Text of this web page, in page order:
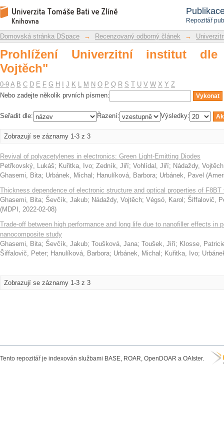
Repozitář
Prohlížení Univerzitní institut dle
Repozitář DSpace/Manakin
Domovská stránka DSpace → Recenzovaný odborný článek →
Prohlížení Univerzitní institut dle
Vojtěch"
0-9 A B C D E F G H J K L M N O P Q R S T U V W X Y Z
Nebo zadejte několik prvních písmen:
Seřadit dle: Řazení: Výsledky:
Zobrazují se záznamy 1-3 z 3
Revival of polyacetylenes in electronics: Green Light-Emitting Diodes
Petřkovský, Lukáš; Kuřitka, Ivo; Zedník, Jiří; Vohlídal, Jiří; Nádaždy, Vojtěch
Ghasemi, Bita; Urbánek, Michal ; Hanulíková, Barbora; Urbánek, Pavel (
Thickness dependence of electronic structure and optical properties of F8BT
Ghasemi, Bita; Ševčík, Jakub; Nádaždy, Vojtěch; Végsö, Karol ; Šiffalovič,
(MDPI , 2022-02-08)
Trade-off between high performance and long life due to nanofiller effects in
nanocomposite study
Ghasemi, Bita; Ševčík, Jakub; Toušková, Jana; Toušek, Jiří; Klosse,
Šiffalovič, Peter; Hanulíková, Barbora; Urbánek, Michal ; Kuřitka, Ivo;
Zobrazují se záznamy 1-3 z 3
Tento repozitář je indexován službami BASE, ROAR, OpenDOAR a OAIster.